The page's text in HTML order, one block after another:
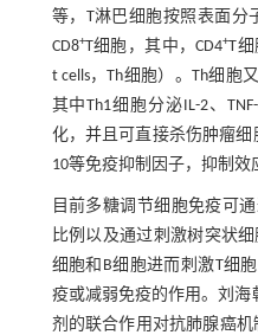
等，T淋巴细胞按照表面分
CD8+T细胞，其中，CD4+T
t cells，Th细胞）。Th细胞
其中Th1细胞分泌IL-2、
化，并且可直接杀伤肿瘤细
10等免疫抑制因子，抑制效
目前多糖调节细胞免疫可
比例以及通过刺激树突状细
细胞和B细胞进而刺激T细
疫或减弱免疫的作用。刘海
剂的联合作用对抗肺腺癌